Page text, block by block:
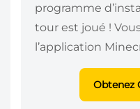
programme
tour est joué !
l’application
Obtenez